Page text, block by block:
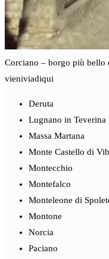
Corciano – borgo più bello
vieniviadiqui
Deruta
Lugnano in Teverina
Massa Martana
Monte Castello di
Montecchio
Montefalco
Monteleone di
Montone
Norcia
Paciano